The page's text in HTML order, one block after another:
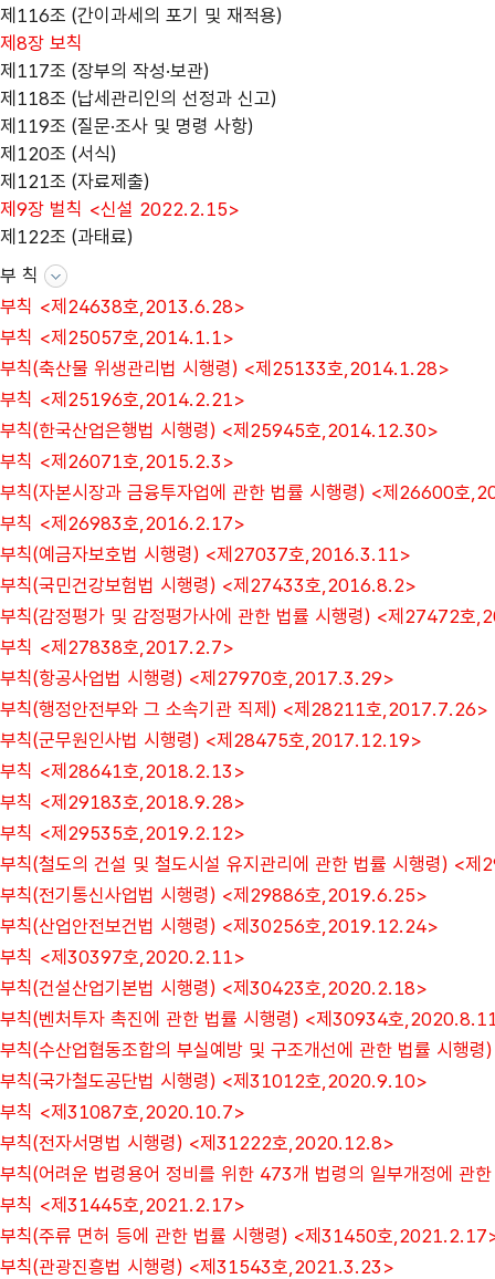
제116조 (간이과세의 포기 및 재적용)
제8장 보칙
제117조 (장부의 작성·보관)
제118조 (납세관리인의 선정과 신고)
제119조 (질문·조사 및 명령 사항)
제120조 (서식)
제121조 (자료제출)
제9장 벌칙 <신설 2022.2.15>
제122조 (과태료)
부 칙
부칙 <제24638호,2013.6.28>
부칙 <제25057호,2014.1.1>
부칙(축산물 위생관리법 시행령) <제25133호,2014.1.28>
부칙 <제25196호,2014.2.21>
부칙(한국산업은행법 시행령) <제25945호,2014.12.30>
부칙 <제26071호,2015.2.3>
부칙(자본시장과 금융투자업에 관한 법률 시행령) <제26600호
부칙 <제26983호,2016.2.17>
부칙(예금자보호법 시행령) <제27037호,2016.3.11>
부칙(국민건강보험법 시행령) <제27433호,2016.8.2>
부칙(감정평가 및 감정평가사에 관한 법률 시행령) <제27472호
부칙 <제27838호,2017.2.7>
부칙(항공사업법 시행령) <제27970호,2017.3.29>
부칙(행정안전부와 그 소속기관 직제) <제28211호,2017.7.26>
부칙(군무원인사법 시행령) <제28475호,2017.12.19>
부칙 <제28641호,2018.2.13>
부칙 <제29183호,2018.9.28>
부칙 <제29535호,2019.2.12>
부칙(철도의 건설 및 철도시설 유지관리에 관한 법률 시행령) <
부칙(전기통신사업법 시행령) <제29886호,2019.6.25>
부칙(산업안전보건법 시행령) <제30256호,2019.12.24>
부칙 <제30397호,2020.2.11>
부칙(건설산업기본법 시행령) <제30423호,2020.2.18>
부칙(벤처투자 촉진에 관한 법률 시행령) <제30934호
부칙(수산업협동조합의 부실예방 및 구조개선에 관한 법률 시
부칙(국가철도공단법 시행령) <제31012호,2020.9.10>
부칙 <제31087호,2020.10.7>
부칙(전자서명법 시행령) <제31222호,2020.12.8>
부칙(어려운 법령용어 정비를 위한 473개 법령의 일부개정에
부칙 <제31445호,2021.2.17>
부칙(주류 면허 등에 관한 법률 시행령) <제31450호
부칙(관광진흥법 시행령) <제31543호,2021.3.23>